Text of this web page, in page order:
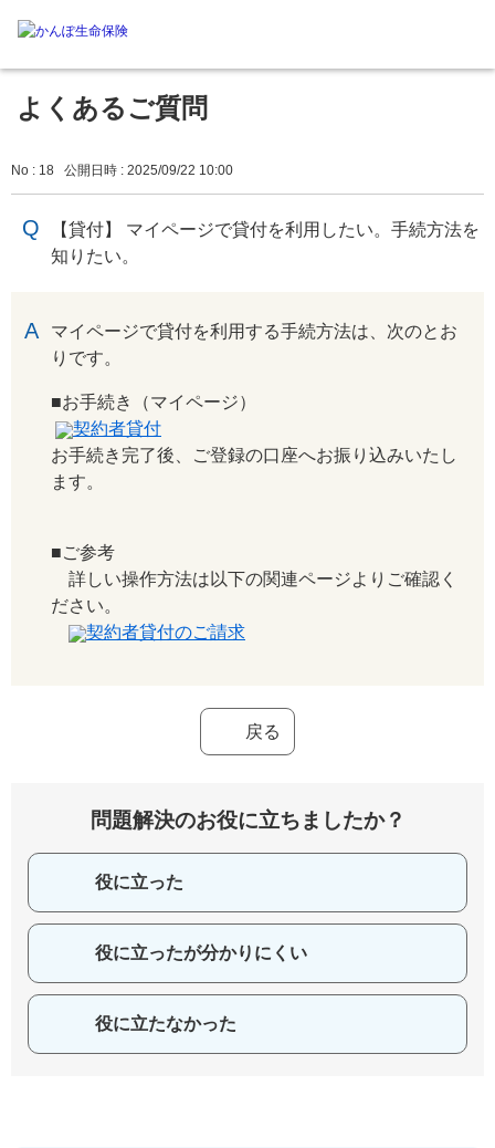
よくあるご質問
No : 18 公開日時 : 2025/09/22 10:00
【貸付】 マイページで貸付を利用したい。手続方法を
知りたい。
マイページで貸付を利用する手続方法は、次のとお
りです。
■お手続き（マイページ）
契約者貸付
お手続き完了後、ご登録の口座へお振り込みいたし
ます。
■ご参考
詳しい操作方法は以下の関連ページよりご確認く
ださい。
契約者貸付のご請求
戻る
問題解決のお役に立ちましたか？
役に立った
役に立ったが分かりにくい
役に立たなかった